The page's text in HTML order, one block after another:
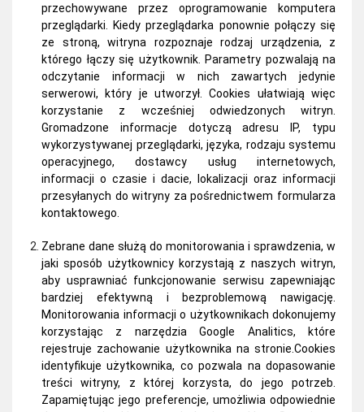
przechowywane przez oprogramowanie komputera
przeglądarki. Kiedy przeglądarka ponownie połączy się
ze stroną, witryna rozpoznaje rodzaj urządzenia, z
którego łączy się użytkownik. Parametry pozwalają na
odczytanie informacji w nich zawartych jedynie
serwerowi, który je utworzył. Cookies ułatwiają więc
korzystanie z wcześniej odwiedzonych witryn.
Gromadzone informacje dotyczą adresu IP, typu
wykorzystywanej przeglądarki, języka, rodzaju systemu
operacyjnego, dostawcy usług internetowych,
informacji o czasie i dacie, lokalizacji oraz informacji
przesyłanych do witryny za pośrednictwem formularza
kontaktowego.
Zebrane dane służą do monitorowania i sprawdzenia, w
jaki sposób użytkownicy korzystają z naszych witryn,
aby usprawniać funkcjonowanie serwisu zapewniając
bardziej efektywną i bezproblemową nawigację.
Monitorowania informacji o użytkownikach dokonujemy
korzystając z narzędzia Google Analitics, które
rejestruje zachowanie użytkownika na stronie.Cookies
identyfikuje użytkownika, co pozwala na dopasowanie
treści witryny, z której korzysta, do jego potrzeb.
Zapamiętując jego preferencje, umożliwia odpowiednie